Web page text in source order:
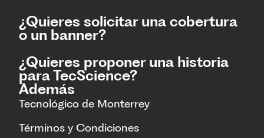
¿Quieres solicitar una cobertura
o un banner?
¿Quieres proponer una historia
para TecScience?
Además
Tecnológico de Monterrey
Términos y Condiciones